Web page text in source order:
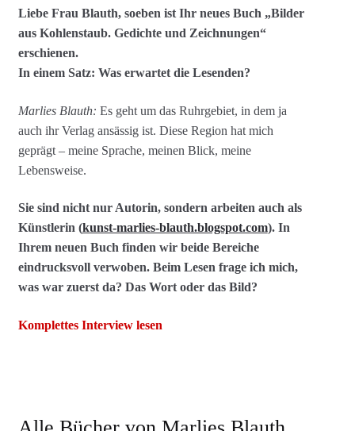
Liebe Frau Blauth, soeben ist Ihr neues Buch „Bilder
aus Kohlenstaub. Gedichte und Zeichnungen“
erschienen.
In einem Satz: Was erwartet die Lesenden?
Marlies Blauth: Es geht um das Ruhrgebiet, in dem ja
auch ihr Verlag ansässig ist. Diese Region hat mich
geprägt – meine Sprache, meinen Blick, meine
Lebensweise.
Sie sind nicht nur Autorin, sondern arbeiten auch als
Künstlerin (kunst-marlies-blauth.blogspot.com). In
Ihrem neuen Buch finden wir beide Bereiche
eindrucksvoll verwoben. Beim Lesen frage ich mich,
was war zuerst da? Das Wort oder das Bild?
Komplettes Interview lesen